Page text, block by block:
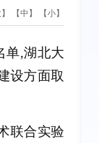
【中】 【小】
单,湖北大
设方面取
联合实验